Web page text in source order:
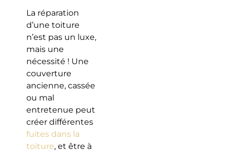
La réparation
d’une toiture
n’est pas un luxe,
mais une
nécessité ! Une
couverture
ancienne, cassée
ou mal
entretenue peut
créer différentes
fuites dans la
toiture, et être à